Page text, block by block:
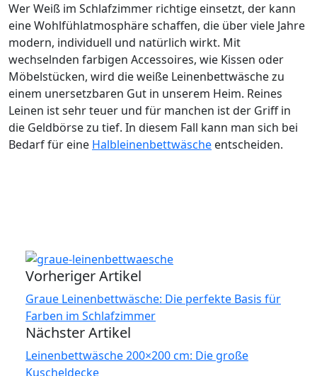
Wer Weiß im Schlafzimmer richtige einsetzt, der kann
eine Wohlfühlatmosphäre schaffen, die über viele Jahre
modern, individuell und natürlich wirkt. Mit
wechselnden farbigen Accessoires, wie Kissen oder
Möbelstücken, wird die weiße Leinenbettwäsche zu
einem unersetzbaren Gut in unserem Heim. Reines
Leinen ist sehr teuer und für manchen ist der Griff in
die Geldbörse zu tief. In diesem Fall kann man sich bei
Bedarf für eine Halbleinenbettwäsche entscheiden.
Vorheriger Artikel
Graue Leinenbettwäsche: Die perfekte Basis für
Farben im Schlafzimmer
Nächster Artikel
Leinenbettwäsche 200×200 cm: Die große
Kuscheldecke